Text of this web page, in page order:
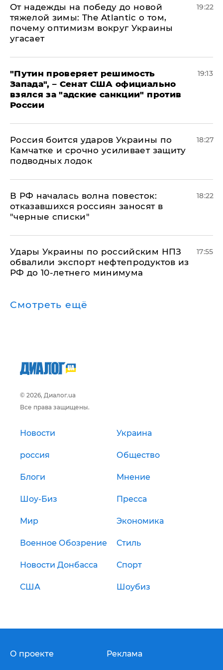
От надежды на победу до новой
тяжелой зимы: The Atlantic о том,
почему оптимизм вокруг Украины
угасает
19:22
"Путин проверяет решимость
Запада", – Сенат США официально
взялся за "адские санкции" против
России
19:13
Россия боится ударов Украины по
Камчатке и срочно усиливает защиту
подводных лодок
18:27
​В РФ началась волна повесток:
отказавшихся россиян заносят в
"черные списки"
18:22
Удары Украины по российским НПЗ
обвалили экспорт нефтепродуктов из
РФ до 10-летнего минимума
17:55
Смотреть ещё
© 2026, Диалог.ua
Все права защищены.
Новости Украина
россия Общество
Блоги Мнение
Шоу-Биз Пресса
Мир Экономика
Военное Обозрение Стиль
Новости Донбасса Спорт
США Шоубиз
О проекте Реклама